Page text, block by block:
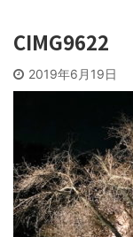
CIMG9622
2019年6月19日